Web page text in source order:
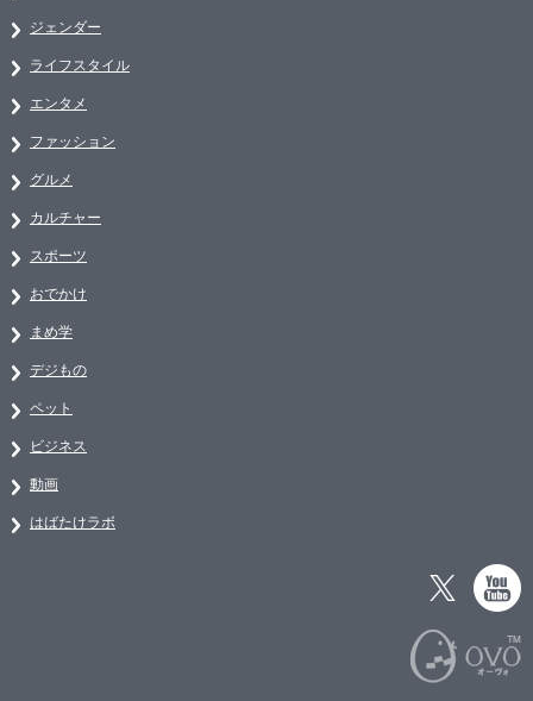
ジェンダー
ライフスタイル
エンタメ
ファッション
グルメ
カルチャー
スポーツ
おでかけ
まめ学
デジもの
ペット
ビジネス
動画
はばたけラボ